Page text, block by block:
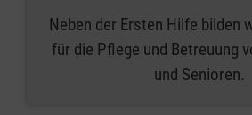
Neben der Ersten Hilfe bilden
für die Pflege und Betreuung
und Senioren.